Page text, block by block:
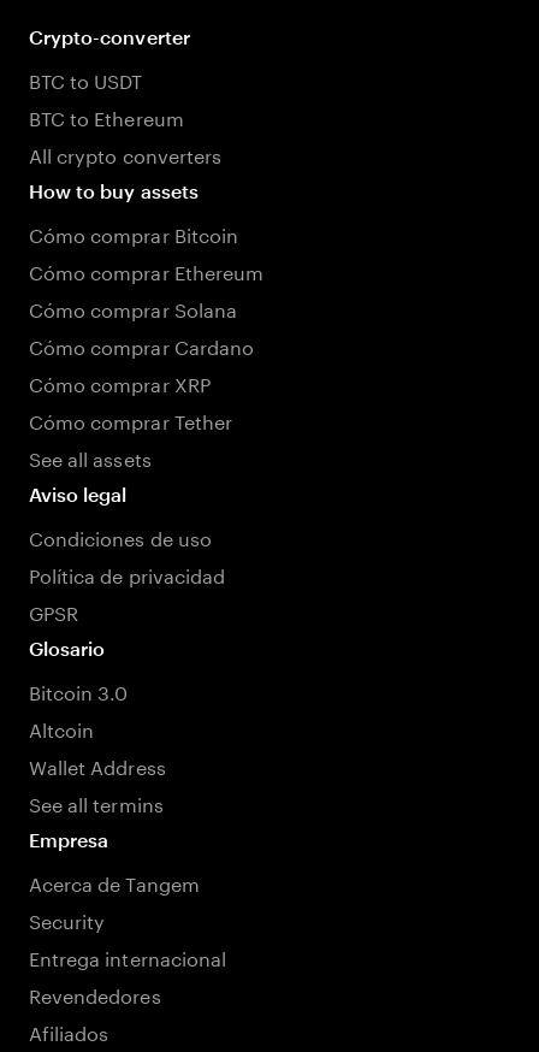
Crypto-converter
BTC to USDT
BTC to Ethereum
All crypto converters
How to buy assets
Cómo comprar Bitcoin
Cómo comprar Ethereum
Cómo comprar Solana
Cómo comprar Cardano
Cómo comprar XRP
Cómo comprar Tether
See all assets
Aviso legal
Condiciones de uso
Política de privacidad
GPSR
Glosario
Bitcoin 3.0
Altcoin
Wallet Address
See all termins
Empresa
Acerca de Tangem
Security
Entrega internacional
Revendedores
Afiliados